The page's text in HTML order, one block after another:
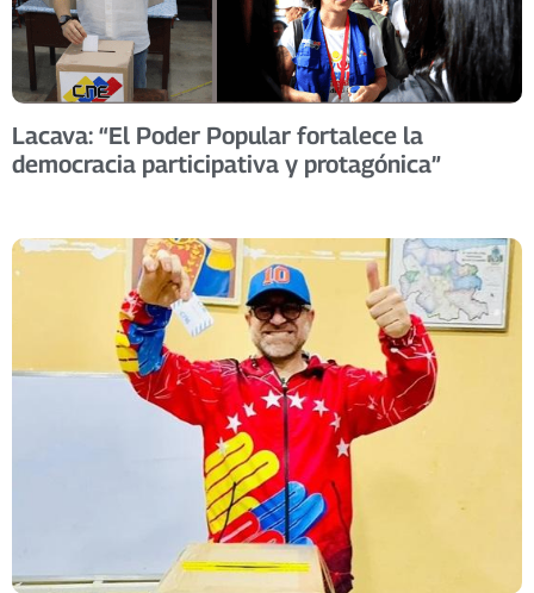
Lacava: “El Poder Popular fortalece la
democracia participativa y protagónica”